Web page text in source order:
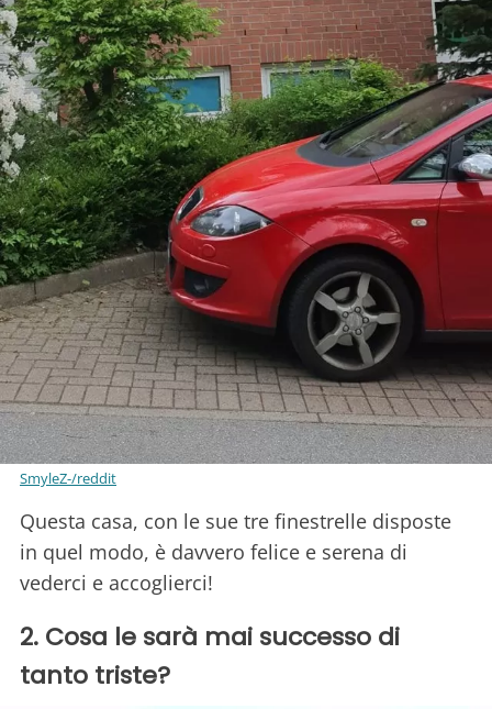
SmyleZ-/reddit
Questa casa, con le sue tre finestrelle disposte
in quel modo, è davvero felice e serena di
vederci e accoglierci!
2. Cosa le sarà mai successo di
tanto triste?